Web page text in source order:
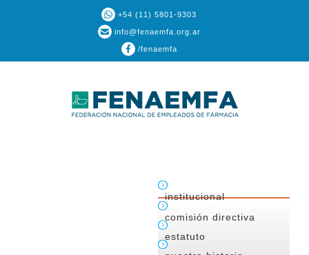
+54 (11) 5801-9303
info@fenaemfa.org.ar
/fenaemfa
institucional
comisión directiva
estatuto